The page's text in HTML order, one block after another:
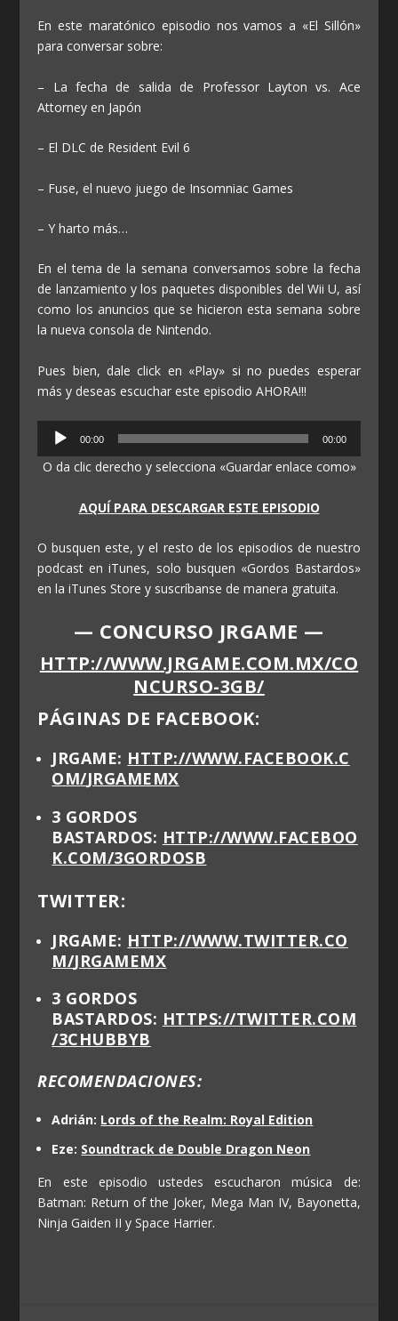
En este maratónico episodio nos vamos a «El Sillón»
para conversar sobre:
– La fecha de salida de Professor Layton vs. Ace
Attorney en Japón
– El DLC de Resident Evil 6
– Fuse, el nuevo juego de Insomniac Games
– Y harto más…
En el tema de la semana conversamos sobre la fecha
de lanzamiento y los paquetes disponibles del Wii U, así
como los anuncios que se hicieron esta semana sobre
la nueva consola de Nintendo.
Pues bien, dale click en «Play» si no puedes esperar
más y deseas escuchar este episodio AHORA!!!
Reproductor
audio
00:00 00:00
O da clic derecho y selecciona «Guardar enlace como»
AQUÍ PARA DESCARGAR ESTE EPISODIO
O busquen este, y el resto de los episodios de nuestro
podcast en iTunes, solo busquen «Gordos Bastardos»
en la iTunes Store y suscríbanse de manera gratuita.
— CONCURSO JRGAME —
HTTP://WWW.JRGAME.COM.MX/CO
NCURSO-3GB/
PÁGINAS DE FACEBOOK:
JRGAME: HTTP://WWW.FACEBOOK.C
OM/JRGAMEMX
3 GORDOS
BASTARDOS: HTTP://WWW.FACEBOO
K.COM/3GORDOSB
TWITTER:
JRGAME: HTTP://WWW.TWITTER.CO
M/JRGAMEMX
3 GORDOS
BASTARDOS: HTTPS://TWITTER.COM
/3CHUBBYB
RECOMENDACIONES:
Adrián: Lords of the Realm: Royal Edition
Eze: Soundtrack de Double Dragon Neon
En este episodio ustedes escucharon música de:
Batman: Return of the Joker, Mega Man IV, Bayonetta,
Ninja Gaiden II y Space Harrier.